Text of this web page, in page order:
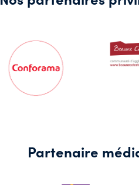
Partenaire